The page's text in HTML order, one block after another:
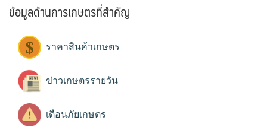
ข้อมูลด้านการเกษตรที่สำคัญ
ราคาสินค้าเกษตร
ข่าวเกษตรรายวัน
เตือนภัยเกษตร